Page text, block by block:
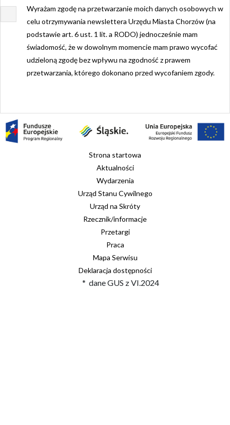
Wyrażam zgodę na przetwarzanie moich danych osobowych w
celu otrzymywania newslettera Urzędu Miasta Chorzów (na
podstawie art. 6 ust. 1 lit. a RODO) jednocześnie mam
świadomość, że w dowolnym momencie mam prawo wycofać
udzieloną zgodę bez wpływu na zgodność z prawem
przetwarzania, którego dokonano przed wycofaniem zgody.
Strona startowa
Aktualności
Wydarzenia
Urząd Stanu Cywilnego
Urząd na Skróty
Rzecznik/informacje
Przetargi
Praca
Mapa Serwisu
Deklaracja dostępności
* dane GUS z VI.2024